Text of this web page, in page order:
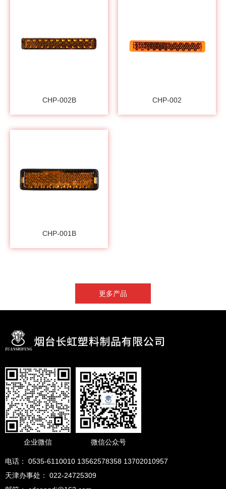
CHP-002B CHP-002
CHP-001B
更多产品
企业微信 微信公众号
电话： 0535-6110010 13562578358 13702010957
天津办事处： 022-24725309